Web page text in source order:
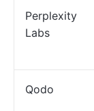
Perplexity
Labs
Qodo